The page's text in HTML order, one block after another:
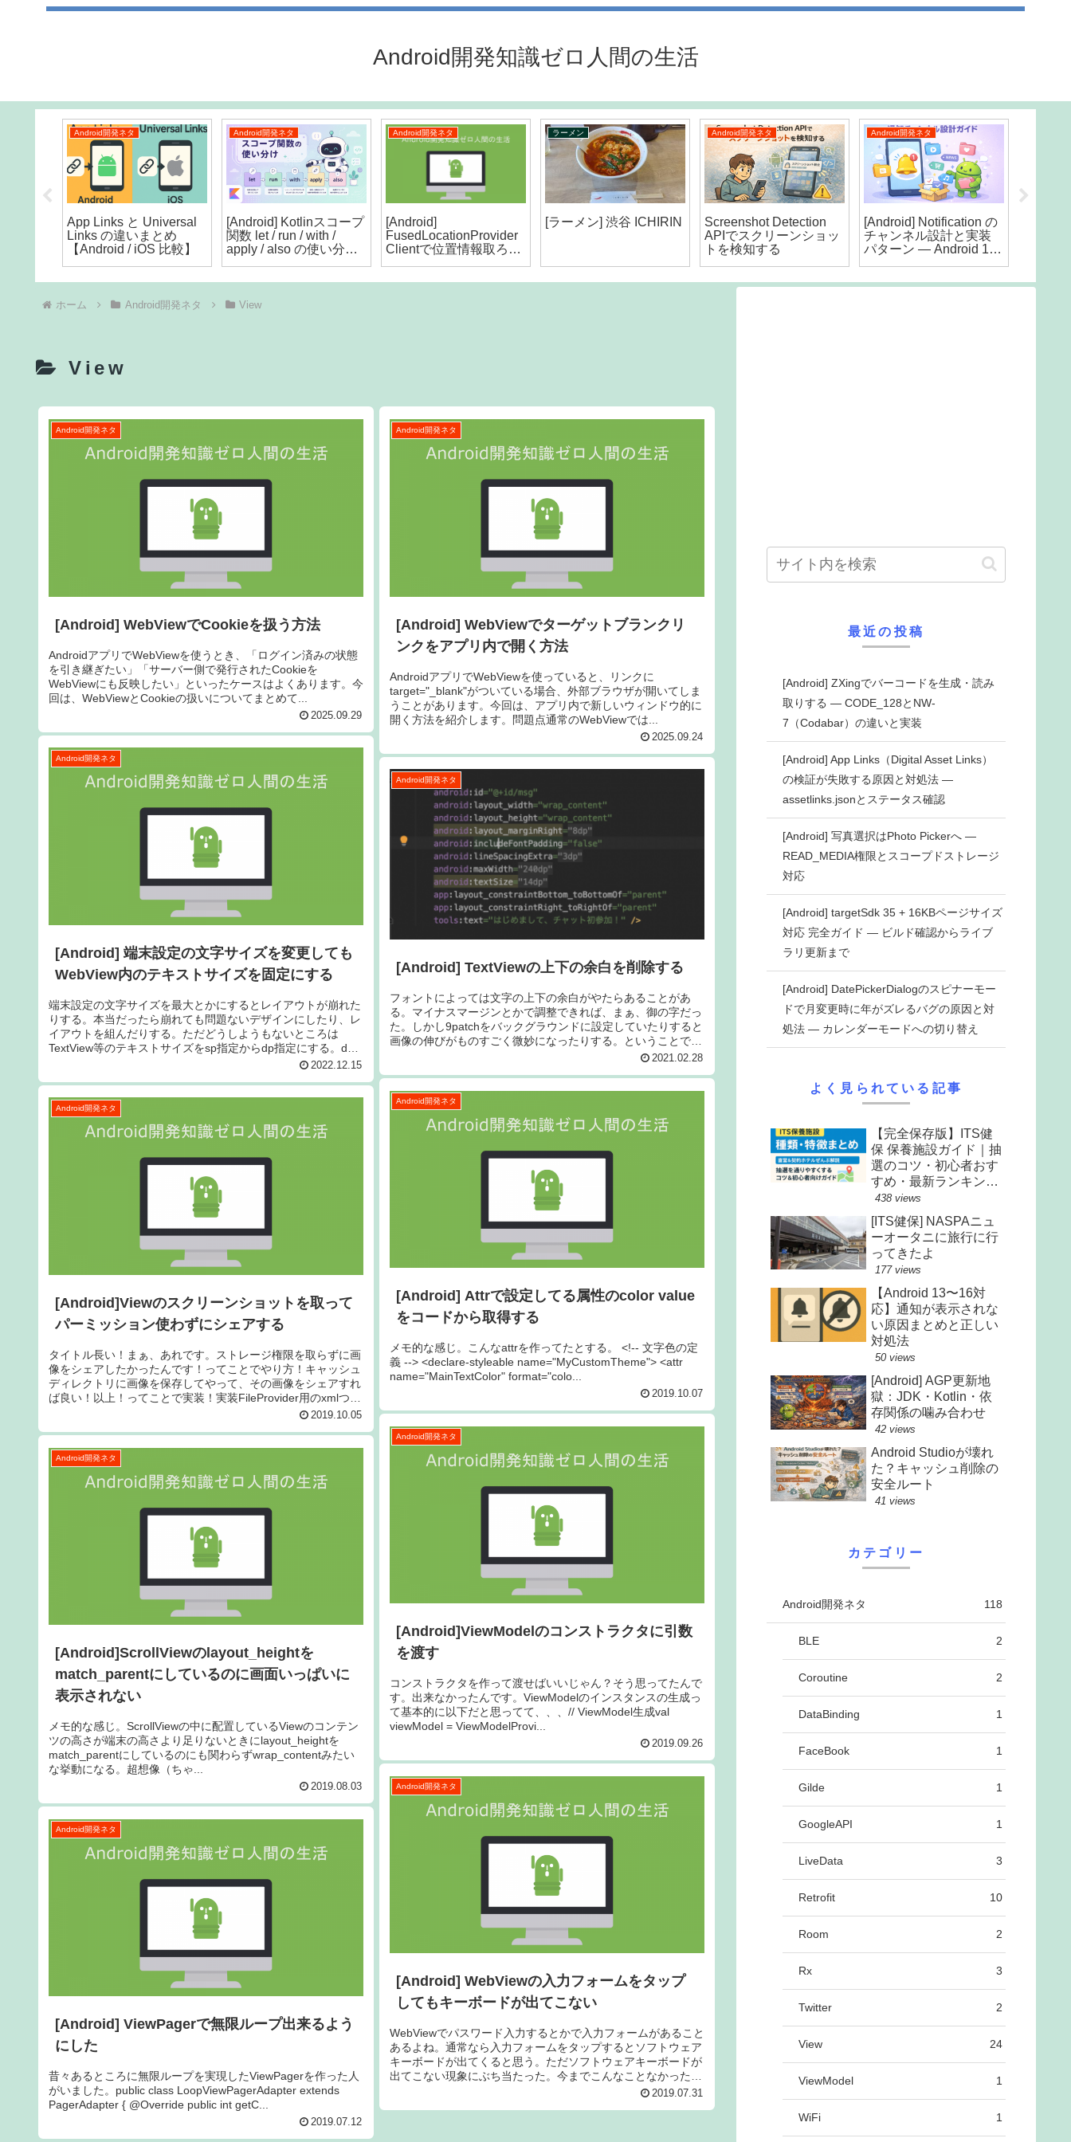
Android開発知識ゼロ人間の生活
Android開発ネタ
App Links と Universal
Links の違いまとめ
【Android / iOS 比較】
Android開発ネタ
[Android] Kotlinスコープ
関数 let / run / with /
apply / also の使い分け
Android開発ネタ
[Android]
FusedLocationProvider
Clientで位置情報取ろう
ラーメン
[ラーメン] 渋谷 ICHIRIN
Android開発ネタ
Screenshot Detection
APIでスクリーンショッ
トを検知する
Android開発ネタ
[Android] Notification の
チャンネル設計と実装
パターン — Android 15
ホーム Android開発ネタ View
View
Android開発ネタ
[Android] WebViewでCookieを扱う方法
AndroidアプリでWebViewを使うとき、「ログイン済みの状態
を引き継ぎたい」「サーバー側で発行されたCookieを
WebViewにも反映したい」といったケースはよくあります。今
回は、WebViewとCookieの扱いについてまとめて...
2025.09.29
Android開発ネタ
[Android] WebViewでターゲットブランクリ
ンクをアプリ内で開く方法
AndroidアプリでWebViewを使っていると、リンクに
target="_blank"がついている場合、外部ブラウザが開いてしま
うことがあります。今回は、アプリ内で新しいウィンドウ的に
開く方法を紹介します。問題点通常のWebViewでは...
2025.09.24
Android開発ネタ
[Android] 端末設定の文字サイズを変更しても
WebView内のテキストサイズを固定にする
端末設定の文字サイズを最大とかにするとレイアウトが崩れた
りする。本当だったら崩れても問題ないデザインにしたり、レ
イアウトを組んだりする。ただどうしようもないところは
TextView等のテキストサイズをsp指定からdp指定にする。dp
2022.12.15
Android開発ネタ
[Android] TextViewの上下の余白を削除する
フォントによっては文字の上下の余白がやたらあることがあ
る。マイナスマージンとかで調整できれば、まぁ、御の字だっ
た。しかし9patchをバックグラウンドに設定していたりすると
画像の伸びがものすごく微妙になったりする。ということで、
2021.02.28
Android開発ネタ
[Android] Attrで設定してる属性のcolor value
をコードから取得する
メモ的な感じ。こんなattrを作ってたとする。 <!-- 文字色の定
義 --> <declare-styleable name="MyCustomTheme"> <attr
name="MainTextColor" format="colo...
2019.10.07
Android開発ネタ
[Android]Viewのスクリーンショットを取って
パーミッション使わずにシェアする
タイトル長い！まぁ、あれです。ストレージ権限を取らずに画
像をシェアしたかったんです！ってことでやり方！キャッシュ
ディレクトリに画像を保存してやって、その画像をシェアすれ
ば良い！以上！ってことで実装！実装FileProvider用のxmlつ
2019.10.05
Android開発ネタ
[Android]ViewModelのコンストラクタに引数
を渡す
コンストラクタを作って渡せばいいじゃん？そう思ってたんで
す。出来なかったんです。ViewModelのインスタンスの生成っ
て基本的に以下だと思ってて、、、// ViewModel生成val
viewModel = ViewModelProvi...
2019.09.26
Android開発ネタ
[Android]ScrollViewのlayout_heightを
match_parentにしているのに画面いっぱいに
表示されない
メモ的な感じ。ScrollViewの中に配置しているViewのコンテン
ツの高さが端末の高さより足りないときにlayout_heightを
match_parentにしているのにも関わらずwrap_contentみたい
な挙動になる。超想像（ちゃ...
2019.08.03 Android開発ネタ
[Android] WebViewの入力フォームをタップ
してもキーボードが出てこない
WebViewでパスワード入力するとかで入力フォームがあること
あるよね。通常なら入力フォームをタップするとソフトウェア
キーボードが出てくると思う。ただソフトウェアキーボードが
出てこない現象にぶち当たった。今までこんなことなかったか
2019.07.31
Android開発ネタ
[Android] ViewPagerで無限ループ出来るよう
にした
昔々あるところに無限ループを実現したViewPagerを作った人
がいました。public class LoopViewPagerAdapter extends
PagerAdapter { @Override public int getC...
2019.07.12
最近の投稿
[Android] ZXingでバーコードを生成・読み
取りする ― CODE_128とNW-
7（Codabar）の違いと実装
[Android] App Links（Digital Asset Links）
の検証が失敗する原因と対処法 ―
assetlinks.jsonとステータス確認
[Android] 写真選択はPhoto Pickerへ ―
READ_MEDIA権限とスコープドストレージ
対応
[Android] targetSdk 35 + 16KBページサイズ
対応 完全ガイド ― ビルド確認からライブ
ラリ更新まで
[Android] DatePickerDialogのスピナーモー
ドで月変更時に年がズレるバグの原因と対
処法 ― カレンダーモードへの切り替え
よく見られている記事
【完全保存版】ITS健
保 保養施設ガイド｜抽
選のコツ・初心者おす
すめ・最新ランキング
まで全解説
438 views
[ITS健保] NASPAニュ
ーオータニに旅行に行
ってきたよ
177 views
【Android 13〜16対
応】通知が表示されな
い原因まとめと正しい
対処法
50 views
[Android] AGP更新地
獄：JDK・Kotlin・依
存関係の噛み合わせ
42 views
Android Studioが壊れ
た？キャッシュ削除の
安全ルート
41 views
カテゴリー
Android開発ネタ 118
BLE 2
Coroutine 2
DataBinding 1
FaceBook 1
Gilde 1
GoogleAPI 1
LiveData 3
Retrofit 10
Room 2
Rx 3
Twitter 2
View 24
ViewModel 1
WiFi 1